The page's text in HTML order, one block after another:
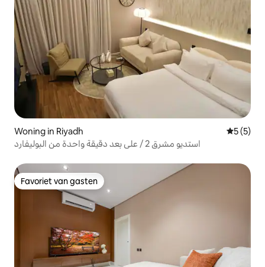
Woning in Riyadh
5 (5)
استديو مشرق 2 / على بعد دقيقة واحدة من البوليفارد
Favoriet van gasten
Favoriet van gasten